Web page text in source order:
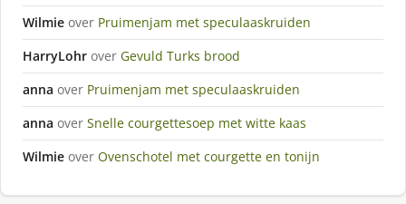
Wilmie over Pruimenjam met speculaaskruiden
HarryLohr over Gevuld Turks brood
anna over Pruimenjam met speculaaskruiden
anna over Snelle courgettesoep met witte kaas
Wilmie over Ovenschotel met courgette en tonijn